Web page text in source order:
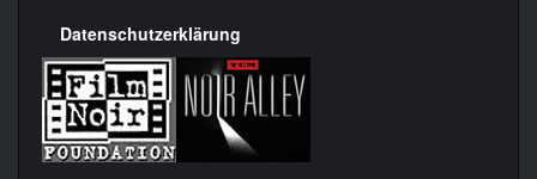
Datenschutzerklärung